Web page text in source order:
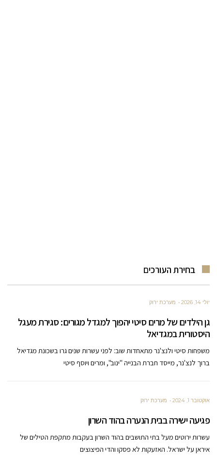
בחירת העורכים
יולי 14, 2026 מערכת ירוק
גן הילדים של מרים סיטי יהפוך למגדל מגורים: סגירת מעגל
היסטורית במגדיאל
משפחות סיטי ולנצ'נר מתאחדות שוב: לפני עשרות שנים גרו בשכונת מגדיאל
ברוך לנצ'נר, מייסד חברת הבנייה "ינוב", ומרים ויוסף סיטי
אוקטובר 1, 2024 מערכת ירוק
פגיעה ישירה בבית הנערה בהוד השרון
עשרות ירוטים מעל בתי התושבים בהוד השרון בעקבות מתקפת הטילים של
איראן על ישראל. האזעקות לא פסקו והדי הפיצוצים